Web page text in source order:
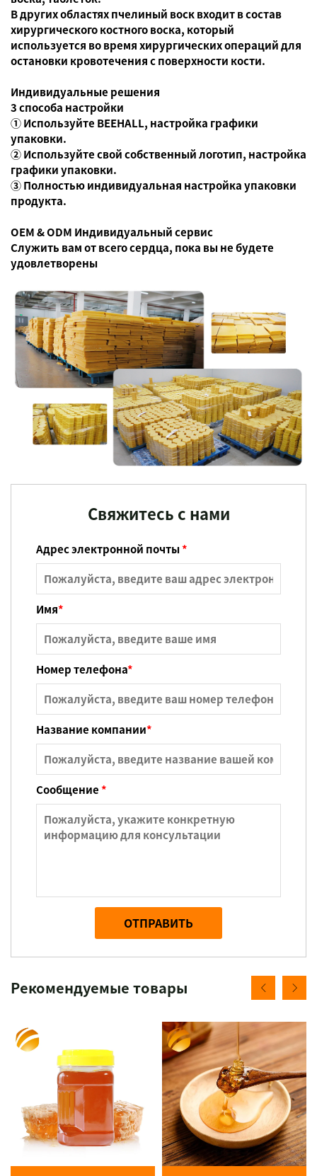
В других областях пчелиный воск входит в состав
хирургического костного воска, который
используется во время хирургических операций для
остановки кровотечения с поверхности кости.
Индивидуальные решения
3 способа настройки
① Используйте BEEHALL, настройка графики
упаковки.
② Используйте свой собственный логотип, настройка
графики упаковки.
③ Полностью индивидуальная настройка упаковки
продукта.
OEM & ODM Индивидуальный сервис
Служить вам от всего сердца, пока вы не будете
удовлетворены
Свяжитесь с нами
Адрес электронной почты*
Имя*
Номер телефона*
Название компании*
Сообщение*
ОТПРАВИТЬ
Рекомендуемые товары